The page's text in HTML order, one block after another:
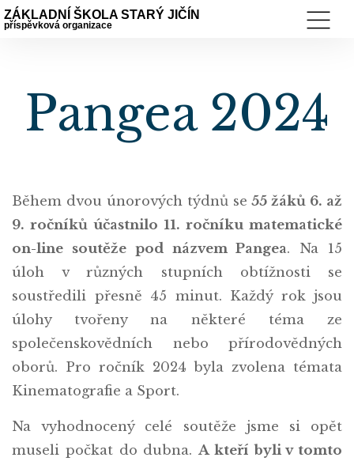
ZÁKLADNÍ ŠKOLA STARÝ JIČÍN
příspěvková organizace
Pangea 2024
Během dvou únorových týdnů se55 žáků 6. až
9. ročníků účastnilo 11. ročníku matematické
on-line soutěže pod názvem Pangea. Na 15
úloh v různých stupních obtížnosti se
soustředili přesně 45 minut. Každý rok jsou
úlohy tvořeny na některé téma ze
společenskovědních nebo přírodovědných
oborů. Pro ročník 2024 byla zvolena témata
Kinematografie a Sport.
Na vyhodnocený celé soutěže jsme si opět
museli počkat do dubna. A kteří byli v tomto